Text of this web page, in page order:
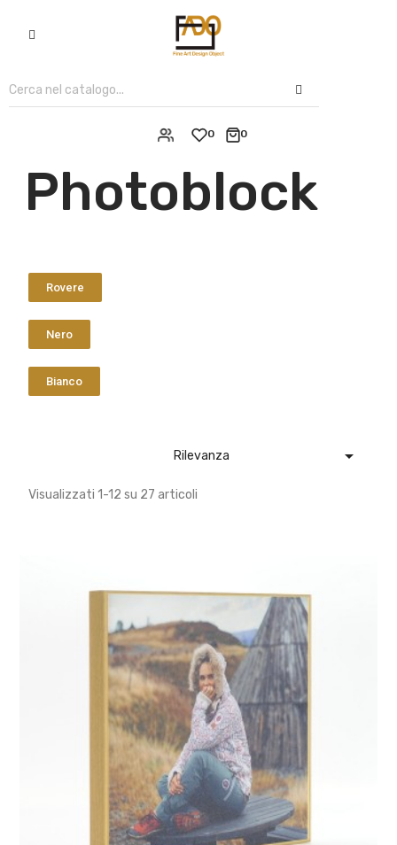
0
0
Photoblock
Rovere
Nero
Bianco
Rilevanza 
Visualizzati 1-12 su 27 articoli